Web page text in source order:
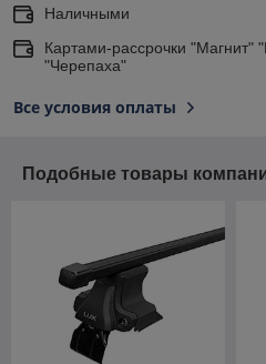
Наличными
Картами-рассрочки "Магнит"
"Черепаха"
Все условия оплаты
Подобные товары